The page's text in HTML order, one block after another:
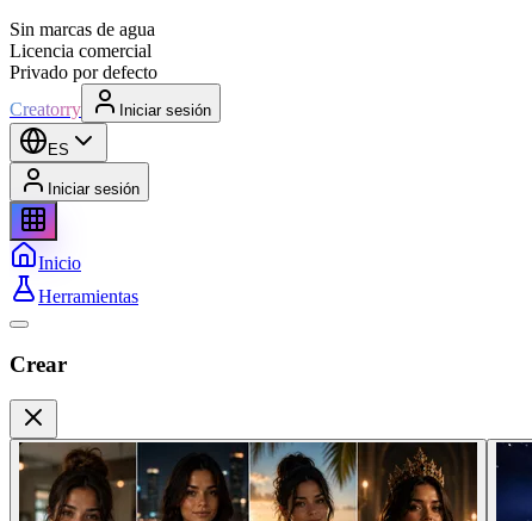
Sin marcas de agua
Licencia comercial
Privado por defecto
Creatorry
Iniciar sesión
ES
Iniciar sesión
Inicio
Herramientas
Crear